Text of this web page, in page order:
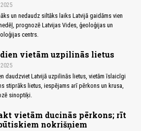
un nedaudz siltāks laiks Latvijā gaidāms vien
prognozē Latvijas Vides, ģeoloģijas un
centrs.
vietām uzpilinās lietus
daudzviet Latvijā uzpilinās lietus, vietām īslaicīgi
stiprāks lietus, iespējams arī pērkons un krusa,
sinoptiķi.
vietām ducinās pērkons; rīt
nokrišņiem